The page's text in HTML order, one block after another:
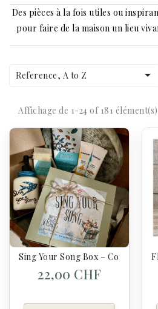
Des pièces à la fois utiles ou
pour faire de la maison un lieu
Reference, A to Z 
Affichage de 1-24 of 181 élément(s)
Sing Your Song Box – Coffret
22,00 CHF